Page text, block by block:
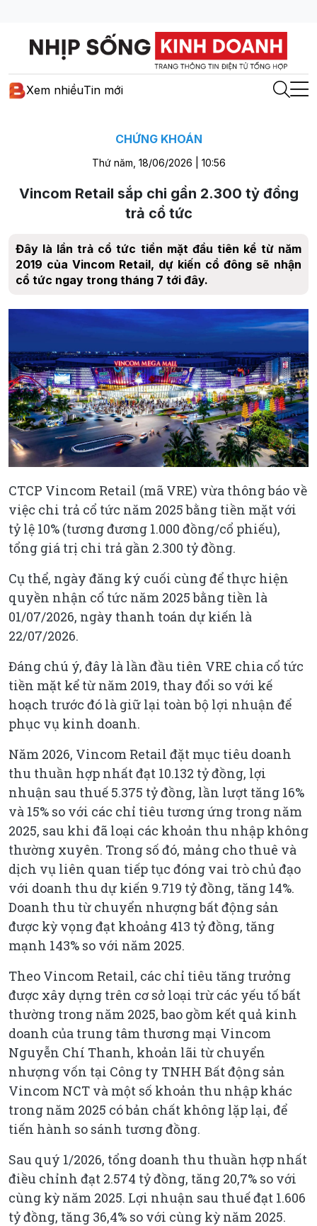
Xem nhiềuTin mới
CHỨNG KHOÁN
Thứ năm, 18/06/2026 | 10:56
Vincom Retail sắp chi gần 2.300 tỷ đồng
trả cổ tức
Đây là lần trả cổ tức tiền mặt đầu tiên kể từ năm
2019 của Vincom Retail, dự kiến cổ đông sẽ nhận
cổ tức ngay trong tháng 7 tới đây.
CTCP Vincom Retail (mã VRE) vừa thông báo về
việc chi trả cổ tức năm 2025 bằng tiền mặt với
tỷ lệ 10% (tương đương 1.000 đồng/cổ phiếu),
tổng giá trị chi trả gần 2.300 tỷ đồng.
Cụ thể, ngày đăng ký cuối cùng để thực hiện
quyền nhận cổ tức năm 2025 bằng tiền là
01/07/2026, ngày thanh toán dự kiến là
22/07/2026.
Đáng chú ý, đây là lần đầu tiên VRE chia cổ tức
tiền mặt kể từ năm 2019, thay đổi so với kế
hoạch trước đó là giữ lại toàn bộ lợi nhuận để
phục vụ kinh doanh.
Năm 2026, Vincom Retail đặt mục tiêu doanh
thu thuần hợp nhất đạt 10.132 tỷ đồng, lợi
nhuận sau thuế 5.375 tỷ đồng, lần lượt tăng 16%
và 15% so với các chỉ tiêu tương ứng trong năm
2025, sau khi đã loại các khoản thu nhập không
thường xuyên. Trong số đó, mảng cho thuê và
dịch vụ liên quan tiếp tục đóng vai trò chủ đạo
với doanh thu dự kiến 9.719 tỷ đồng, tăng 14%.
Doanh thu từ chuyển nhượng bất động sản
được kỳ vọng đạt khoảng 413 tỷ đồng, tăng
mạnh 143% so với năm 2025.
Theo Vincom Retail, các chỉ tiêu tăng trưởng
được xây dựng trên cơ sở loại trừ các yếu tố bất
thường trong năm 2025, bao gồm kết quả kinh
doanh của trung tâm thương mại Vincom
Nguyễn Chí Thanh, khoản lãi từ chuyển
nhượng vốn tại Công ty TNHH Bất động sản
Vincom NCT và một số khoản thu nhập khác
trong năm 2025 có bản chất không lặp lại, để
tiến hành so sánh tương đồng.
Sau quý 1/2026, tổng doanh thu thuần hợp nhất
điều chỉnh đạt 2.574 tỷ đồng, tăng 20,7% so với
cùng kỳ năm 2025. Lợi nhuận sau thuế đạt 1.606
tỷ đồng, tăng 36,4% so với cùng kỳ năm 2025.